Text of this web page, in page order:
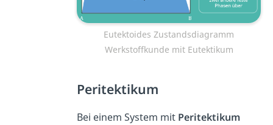
Eutektoides Zustandsdiagramm
Werkstoffkunde mit Eutektikum
Peritektikum
Bei einem System mit Peritektikum